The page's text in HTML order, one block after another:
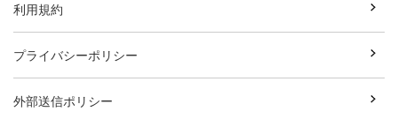
利用規約
プライバシーポリシー
外部送信ポリシー